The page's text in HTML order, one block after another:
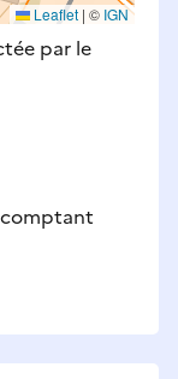
Leaflet | © IGN
par le